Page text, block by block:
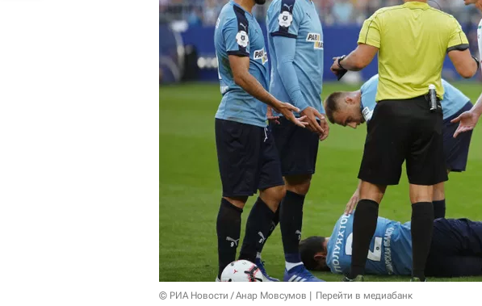
© РИА Новости / Анар Мовсумов Перейти в медиабанк